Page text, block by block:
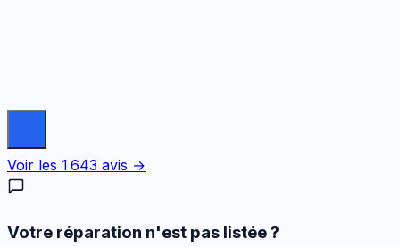
Voir les 1 643 avis →
Votre réparation n'est pas listée ?